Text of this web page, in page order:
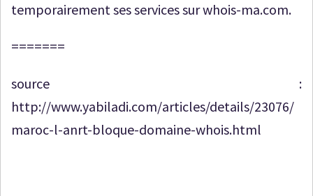
temporairement ses services sur whois-ma.com.
=======
source :
http://www.yabiladi.com/articles/details/23076/
maroc-l-anrt-bloque-domaine-whois.html